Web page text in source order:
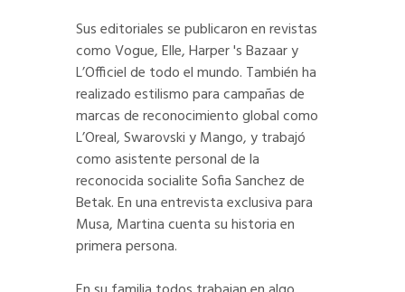
Sus editoriales se publicaron en revistas
como Vogue, Elle, Harper 's Bazaar y
L’Officiel de todo el mundo. También ha
realizado estilismo para campañas de
marcas de reconocimiento global como
L’Oreal, Swarovski y Mango, y trabajó
como asistente personal de la
reconocida socialite Sofia Sanchez de
Betak. En una entrevista exclusiva para
Musa, Martina cuenta su historia en
primera persona.